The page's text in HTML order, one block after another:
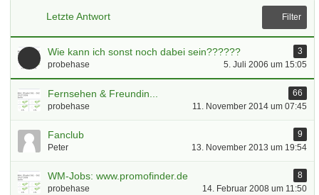
Letzte Antwort Filter
Wie kann ich sonst noch dabei sein??????
3
probehase
5. Juli 2006 um 15:05
Fernsehen & Freundin...
66
probehase
11. November 2014 um 07:45
Fanclub
9
Peter
13. November 2013 um 19:54
WM-Jobs: www.promofinder.de
8
probehase
14. Februar 2008 um 11:50